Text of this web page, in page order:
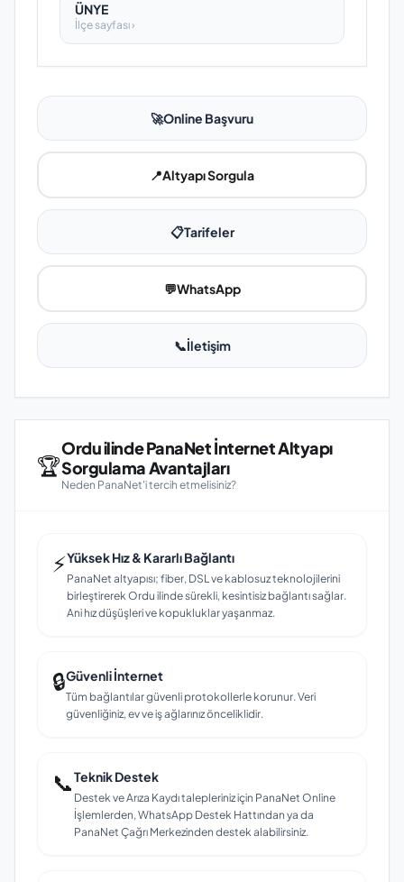
ÜNYE
İlçe sayfası ›
🚀Online Başvuru
📍Altyapı Sorgula
📋Tarifeler
💬WhatsApp
📞İletişim
🏆
Ordu ilinde PanaNet İnternet Altyapı
Sorgulama Avantajları
Neden PanaNet'i tercih etmelisiniz?
⚡Yüksek Hız & Kararlı Bağlantı
PanaNet altyapısı; fiber, DSL ve kablosuz teknolojilerini
birleştirerek Ordu ilinde sürekli, kesintisiz bağlantı sağlar.
Ani hız düşüşleri ve kopukluklar yaşanmaz.
🔒Güvenli İnternet
Tüm bağlantılar güvenli protokollerle korunur. Veri
güvenliğiniz, ev ve iş ağlarınız önceliklidir.
📞Teknik Destek
Destek ve Arıza Kaydı talepleriniz için PanaNet Online
İşlemlerden, WhatsApp Destek Hattından ya da
PanaNet Çağrı Merkezinden destek alabilirsiniz.